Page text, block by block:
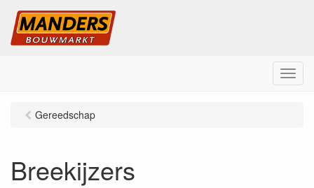
M
e
Gereedschap
Breekijzers